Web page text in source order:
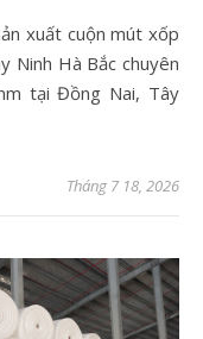
Ninh Hà Bắc chuyên
tại Đồng Nai, Tây
Tháng 7 18, 2026